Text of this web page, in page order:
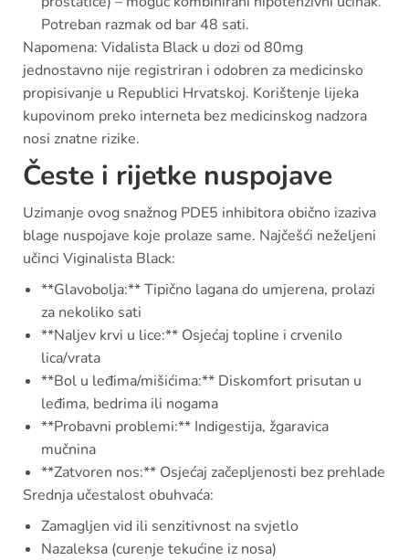
Potreban razmak od bar 48 sati.
Napomena: Vidalista Black u dozi od 80mg
jednostavno nije registriran i odobren za medicinsko
propisivanje u Republici Hrvatskoj. Korištenje lijeka
kupovinom preko interneta bez medicinskog nadzora
nosi znatne rizike.
Česte i rijetke nuspojave
Uzimanje ovog snažnog PDE5 inhibitora obično izaziva
blage nuspojave koje prolaze same. Najčešći neželjeni
učinci Viginalista Black:
**Glavobolja:** Tipično lagana do umjerena, prolazi
za nekoliko sati
**Naljev krvi u lice:** Osjećaj topline i crvenilo
lica/vrata
**Bol u leđima/mišićima:** Diskomfort prisutan u
leđima, bedrima ili nogama
**Probavni problemi:** Indigestija, žgaravica
mučnina
**Zatvoren nos:** Osjećaj začepljenosti bez prehlade
Srednja učestalost obuhvaća:
Zamagljen vid ili senzitivnost na svjetlo
Nazaleksa (curenje tekućine iz nosa)